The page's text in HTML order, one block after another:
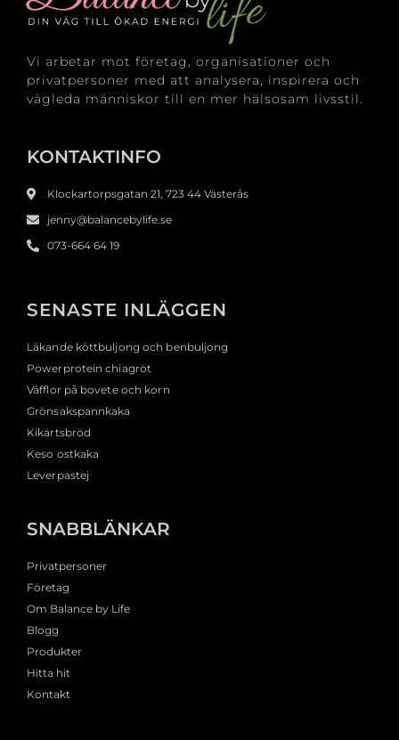
Vi arbetar mot företag, organisationer och
privatpersoner med att analysera, inspirera och
vägleda människor till en mer hälsosam livsstil.
KONTAKTINFO
Klockartorpsgatan 21, 723 44 Västerås
jenny@balancebylife.se
073-664 64 19
SENASTE INLÄGGEN
Läkande köttbuljong och benbuljong
Powerprotein chiagröt
Våfflor på bovete och korn
Grönsakspannkaka
Kikärtsbröd
Keso ostkaka
Leverpastej
SNABBLÄNKAR
Privatpersoner
Företag
Om Balance by Life
Blogg
Produkter
Hitta hit
Kontakt